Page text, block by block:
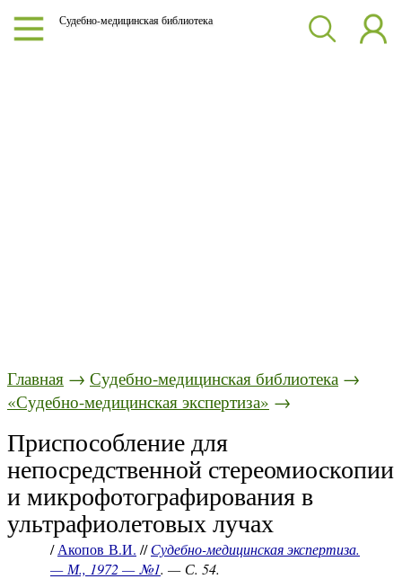
Судебно-медицинская библиотека
Главная → Судебно-медицинская библиотека →
«Судебно-медицинская экспертиза» →
Приспособление для
непосредственной стереомиоскопии
и микрофотографирования в
ультрафиолетовых лучах
/Акопов В.И. //Судебно-медицинская экспертиза.
— М., 1972 — №1. — С. 54.